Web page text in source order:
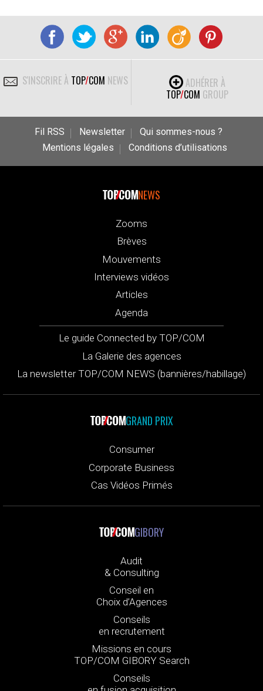
S'INSCRIRE À TOP/COM NEWS
ADHÉRER À
TOP/COM GROUP
Fil RSS Newsletter
Qui sommes-nous ?
Mentions légales
Conditions d’utilisations
NEWS
Zooms
Brèves
Mouvements
Interviews vidéos
Articles
Agenda
Le guide Connected by TOP/COM
La Galerie des agences
La newsletter TOP/COM NEWS (bannières/habillage)
GRAND PRIX
Consumer
Corporate Business
Cas Vidéos Primés
GIBORY
Audit
& Consulting
Conseil en
Choix d’Agences
Conseils
en recrutement
Missions en cours
TOP/COM GIBORY Search
Conseils